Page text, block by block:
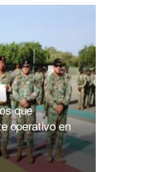
que
operativo en